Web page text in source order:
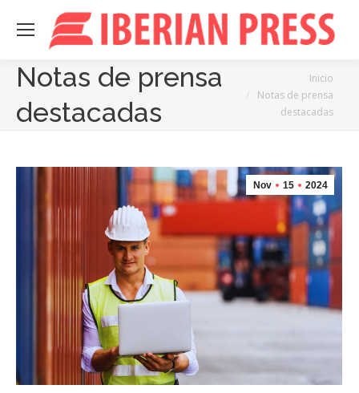
Notas de prensa
destacadas
Inicio
Notas de prensa
destacadas
Nov 15 2024